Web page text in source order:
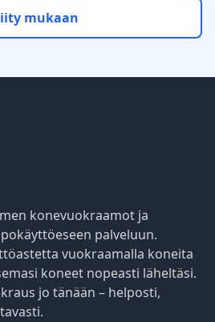
mukaan
konevuokraamot ja
palveluun.
vuokraamalla koneita
koneet nopeasti läheltäsi.
jo tänään – helposti,